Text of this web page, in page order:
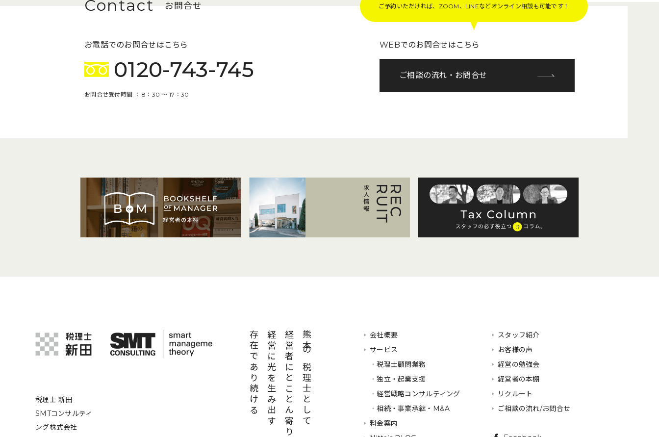
お問合せ
お電話でのお問合せはこちら
0120-743-745
お問合せ受付時間 ： 8：30 〜 17：30
WEBでのお問合せはこちら
ご予約いただければ、ZOOM、LINEなどオンライン相談も可能です！
ご相談の流れ・お問合せ
熊本の税理士として
経営者にとことん寄り添い
経営に光を生み出す
存在であり続ける
税理士 新田
SMTコンサルティ
ング株式会社
会社概要
サービス
・税理士顧問業務
・独立・起業支援
・経営戦略コンサルティング
・相続・事業承継・M&A
料金案内
スタッフ紹介
お客様の声
経営の勉強会
経営者の本棚
リクルート
ご相談の流れ/お問合せ